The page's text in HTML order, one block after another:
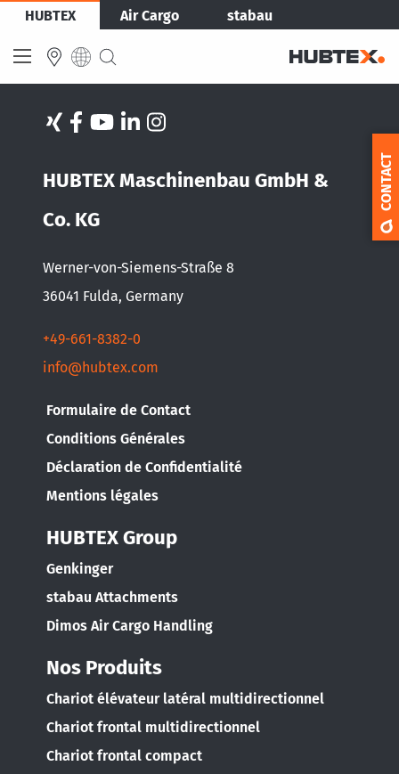
Aller
contenu
HUBTEX Air Cargo stabau
INTERNATIONAL
Deutsch
Español
Belgium
Nederlands
Français
Česká republika
Cesko
Deutschland
Deutsch
HUBTEX Maschinenbau GmbH &
Co. KG
Werner-von-Siemens-Straße 8
36041 Fulda, Germany
+49-661-8382-0
info@hubtex.com
Formulaire de Contact
Conditions Générales
Déclaration de Confidentialité
Mentions légales
HUBTEX Group
Genkinger
stabau Attachments
Dimos Air Cargo Handling
Nos Produits
Chariot élévateur latéral multidirectionnel
Chariot frontal multidirectionnel
Chariot frontal compact
CONTACT